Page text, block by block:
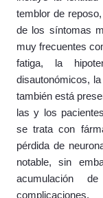
temblor de
de los síntomas
muy frecuentes
fatiga, la
disautonómicos,
también está
las y los
se trata con
pérdida de
notable, sin
acumulación
complicaciones.